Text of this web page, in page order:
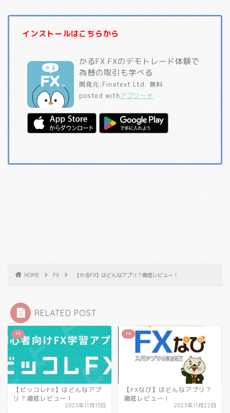
インストールはこちらから
かるFX FXのデモトレード体験で
為替の取引も学べる
開発元: Finatext Ltd. 無料
posted withアプリーチ
HOME FX 【かるFX】はどんなアプリ？徹底レビュー！
RELATED POST
FX
【ビッコレFX】はどんなアプ
リ？徹底レビュー！
2023年11月15日
FX
【FXなび】はどんなアプリ？
徹底レビュー！
2023年11月22日